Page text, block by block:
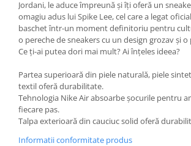
Jordani, le aduce împreună și îți oferă un
omagiu adus lui Spike Lee, cel care a legat
baschet într-un moment definitoriu pentru
o pereche de sneakers cu un design grozav și
Ce ți-ai putea dori mai mult? Ai înțeles ideea?
Partea superioară din piele naturală, piele
textil oferă durabilitate.
Tehnologia Nike Air absoarbe șocurile pentru
fiecare pas.
Talpa exterioară din cauciuc solid oferă
Informatii conformitate produs